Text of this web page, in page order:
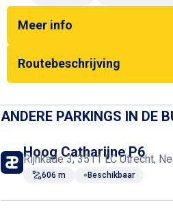
Meer info
Routebeschrijving
ANDERE PARKINGS IN DE
Hoog Catharijne P6
Rijnkade 3, 3511 LC Utrecht,
606 m Beschikbaar